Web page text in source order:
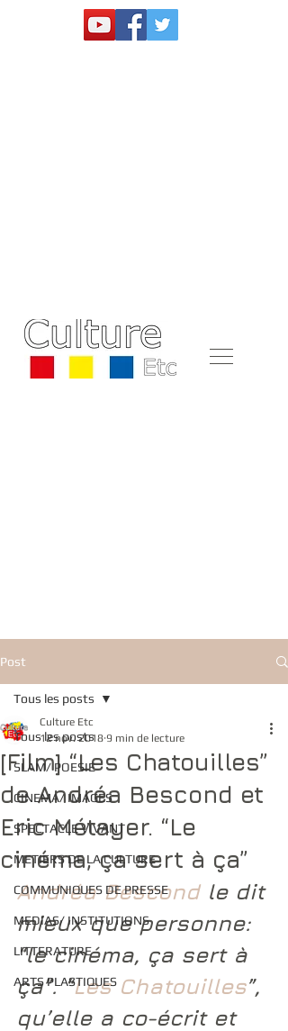
Post
Tous les posts
SLAM/ POESIE
CINEMA/ IMAGES
SPECTACLE VIVANT
METIERS DE LA CULTURE
COMMUNIQUES DE PRESSE
MEDIAS/ INSTITUTIONS
LITTERATURE
ARTS PLASTIQUES
Tous les posts
[Film] “Les Chatouilles”
de Andréa Bescond et
Eric Métayer. “Le
cinéma, ça sert à ça”
Culture Etc
12 nov. 2018 9 min de lecture
Andréa Bescond le dit
mieux que personne:
“le cinéma, ça sert à
ça”. “Les Chatouilles”,
qu’elle a co-écrit et